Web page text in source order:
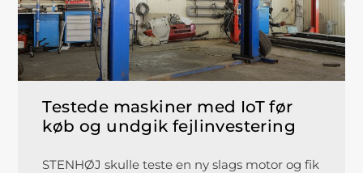
Testede maskiner med IoT før
køb og undgik fejlinvestering
STENHØJ skulle teste en ny slags motor og fik